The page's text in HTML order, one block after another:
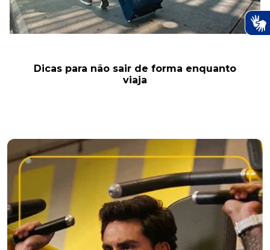
Dicas para não sair de forma enquanto
viaja